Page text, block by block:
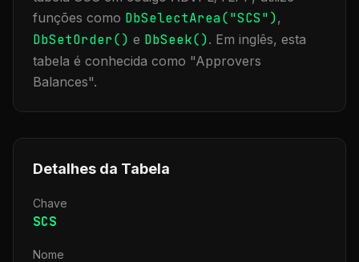
funções como DbSelectArea("SCS"),
DbSetOrder() e DbSeek(). Em inglês, esta
tabela é conhecida como "Approvers
Balances".
Detalhes da Tabela
Chave
SCS
Nome